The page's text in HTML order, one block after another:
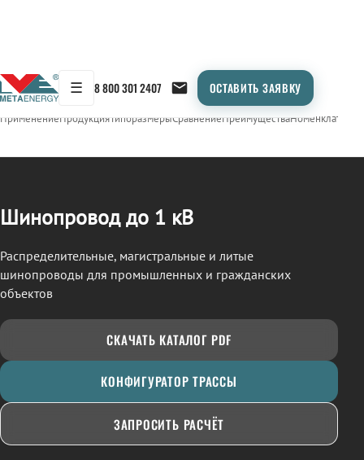
☰ 8 800 301 2407 ОСТАВИТЬ ЗАЯВКУ
← Продукция/ШИНОПРОВОД
ПрименениеПродукцияТипоразмерыСравнениеПреимуществаНоменклатура
Шинопровод до 1 кВ
Распределительные, магистральные и литые
шинопроводы для промышленных и гражданских
объектов
СКАЧАТЬ КАТАЛОГ PDF
КОНФИГУРАТОР ТРАССЫ
ЗАПРОСИТЬ РАСЧЁТ